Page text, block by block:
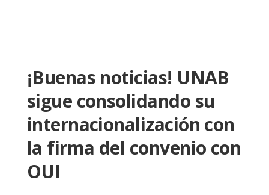
¡Buenas noticias! UNAB
sigue consolidando su
internacionalización con
la firma del convenio con
OUI